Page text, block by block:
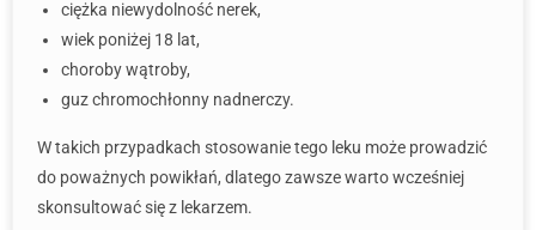
ciężka niewydolność nerek,
wiek poniżej 18 lat,
choroby wątroby,
guz chromochłonny nadnerczy.
W takich przypadkach stosowanie tego leku może prowadzić
do poważnych powikłań, dlatego zawsze warto wcześniej
skonsultować się z lekarzem.